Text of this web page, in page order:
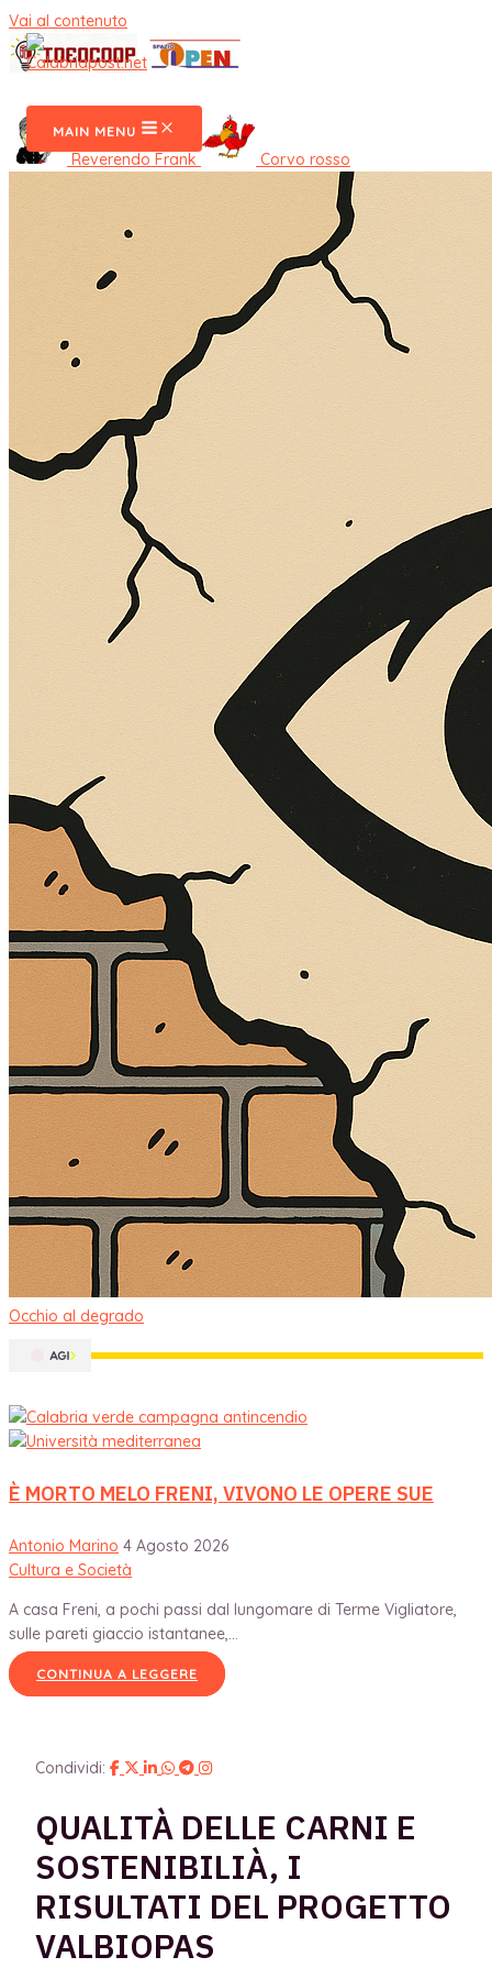
Vai al contenuto
MAIN MENU
Reverendo Frank Corvo rosso
Occhio al degrado
È MORTO MELO FRENI, VIVONO LE OPERE SUE
Antonio Marino 4 Agosto 2026
Cultura e Società
A casa Freni, a pochi passi dal lungomare di Terme Vigliatore,
sulle pareti giaccio istantanee,...
CONTINUA A LEGGERE
Condividi:
QUALITÀ DELLE CARNI E
SOSTENIBILIÀ, I
RISULTATI DEL PROGETTO
VALBIOPAS